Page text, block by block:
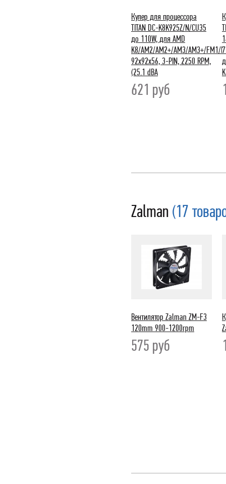
Кулер для процессора
TITAN DC-K8K925Z/N/CU35
до 110W, для AMD
K8/AM2/AM2+/AM3/AM3+/FM1/
92x92x56, 3-PIN, 2250 RPM,
(25.1 dBA
621 руб
Zalman (17
Вентилятор Zalman ZM-F3
120mm 900-1200rpm
575 руб